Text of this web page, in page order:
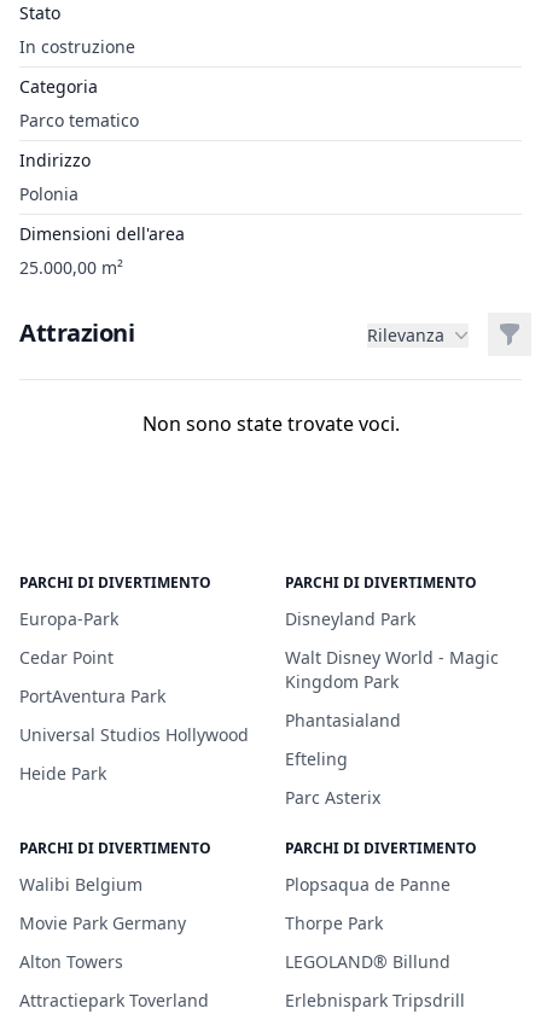
Stato
In costruzione
Categoria
Parco tematico
Indirizzo
Polonia
Dimensioni dell'area
25.000,00 m²
Attrazioni Rilevanza
Non sono state trovate voci.
PARCHI DI DIVERTIMENTO
Europa-Park
Cedar Point
PortAventura Park
Universal Studios Hollywood
Heide Park
PARCHI DI DIVERTIMENTO
Disneyland Park
Walt Disney World - Magic
Kingdom Park
Phantasialand
Efteling
Parc Asterix
PARCHI DI DIVERTIMENTO
Walibi Belgium
Movie Park Germany
Alton Towers
Attractiepark Toverland
PARCHI DI DIVERTIMENTO
Plopsaqua de Panne
Thorpe Park
LEGOLAND® Billund
Erlebnispark Tripsdrill